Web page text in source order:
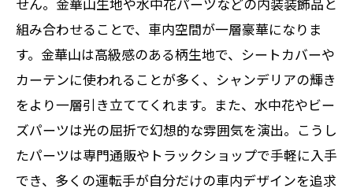
組み合わせることで、車内空間が一層豪華になりま
す。金華山は高級感のある柄生地で、シートカバーや
カーテンに使われることが多く、シャンデリアの輝き
をより一層引き立ててくれます。また、水中花やビー
ズパーツは光の屈折で幻想的な雰囲気を演出。こうし
たパーツは専門通販やトラックショップで手軽に入手
でき、多くの運転手が自分だけの車内デザインを追求